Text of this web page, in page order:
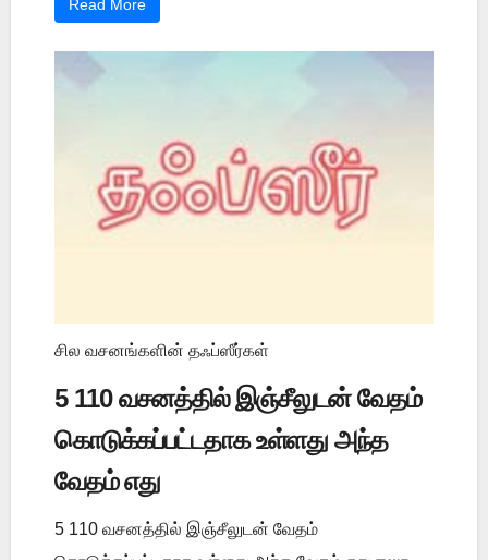
Read More
சில வசனங்களின் தஃப்ஸீர்கள்
5 110 வசனத்தில் இஞ்சீலுடன் வேதம்
கொடுக்கப்பட்டதாக உள்ளது அந்த
வேதம் எது
5 110 வசனத்தில் இஞ்சீலுடன் வேதம்